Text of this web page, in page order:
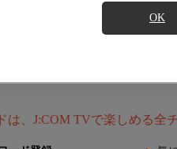
OK
は、J:COM TVで楽しめる全